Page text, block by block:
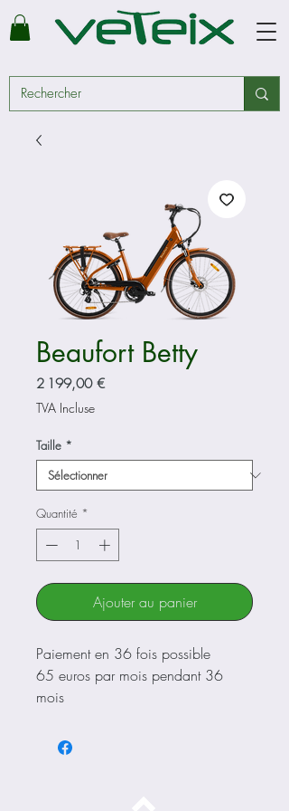
Beaufort Betty
2 199,00 €Prix
TVA Incluse
Taille *
Quantité *
Ajouter au panier
Paiement en 36 fois possible
65 euros par mois pendant 36
mois